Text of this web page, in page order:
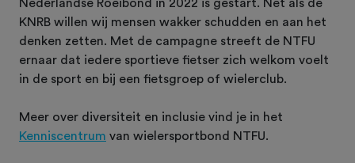
Nederlandse Roeibond in 2022 is gestart. Net als de
KNRB willen wij mensen wakker schudden en aan het
denken zetten. Met de campagne streeft de NTFU
ernaar dat iedere sportieve fietser zich welkom voelt
in de sport en bij een fietsgroep of wielerclub.
Meer over diversiteit en inclusie vind je in het
Kenniscentrum van wielersportbond NTFU.